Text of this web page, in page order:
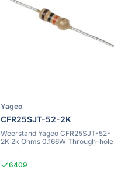
Yageo
CFR25SJT-52-2K
Weerstand Yageo CFR25SJT-52-
2K 2k Ohms 0.166W Through-hole
6409